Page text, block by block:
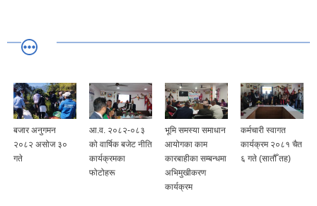
बजार अनुगमन
२०८२ असोज ३०
गते
आ.व. २०८२-०८३
को वार्षिक बजेट नीति
कार्यक्रमका
फोटोहरू
भूमि समस्या समाधान
आयोगका काम
कारबाहीका सम्बन्धमा
अभिमुखीकरण
कार्यक्रम
कर्मचारी स्वागत
कार्यक्रम २०८१ चैत
६ गते (सातौँ तह)